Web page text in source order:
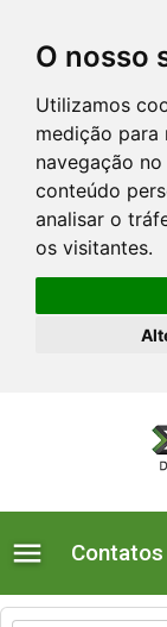
O nosso
Utilizamos
medição para
navegação
conteúdo
analisar o
os visitantes.
menu